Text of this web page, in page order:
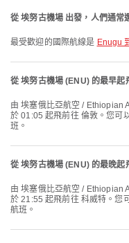
從 埃努古機場 出發，人們通常
最受歡迎的國際航線是 Enugu
從 埃努古機場 (ENU) 的最早起
由 埃塞俄比亞航空 / Ethiopian Airlines 執飛、航班編號為 ET700 的最早航班
於 01:05 起飛前往 倫敦。您可
班。
從 埃努古機場 (ENU) 的最晚起
由 埃塞俄比亞航空 / Ethiopian Airlines 執飛、航班編號為 ET620 的最晚航班
於 21:55 起飛前往 科威特。您
航班。